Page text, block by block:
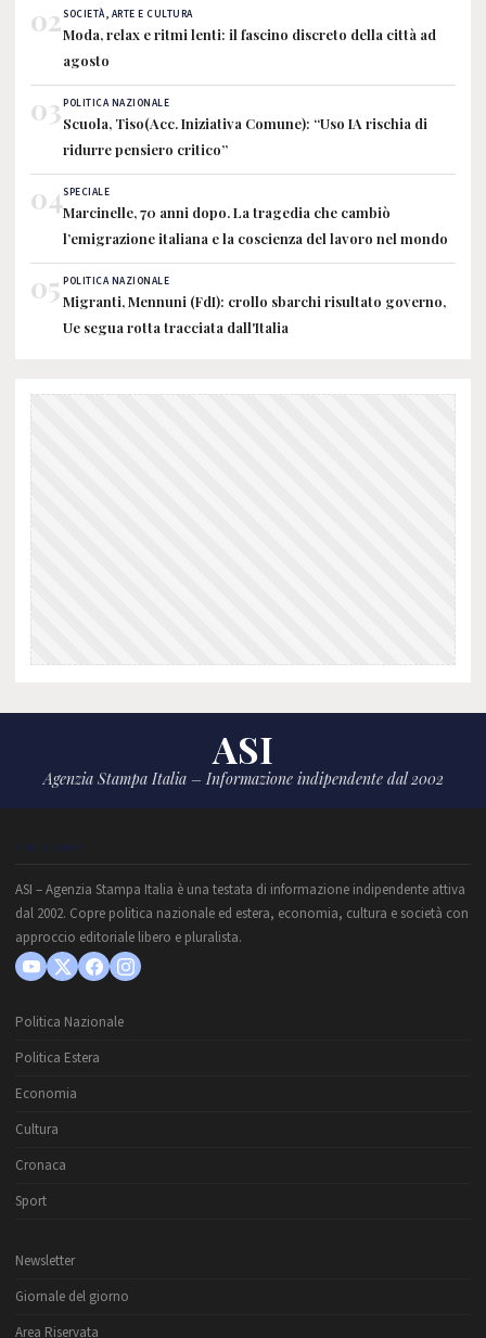
02SOCIETÀ, ARTE E CULTURA
Moda, relax e ritmi lenti: il fascino discreto della città ad
agosto
03POLITICA NAZIONALE
Scuola, Tiso(Acc. Iniziativa Comune): “Uso IA rischia di
ridurre pensiero critico”
04SPECIALE
Marcinelle, 70 anni dopo. La tragedia che cambiò
l’emigrazione italiana e la coscienza del lavoro nel mondo
05 POLITICA NAZIONALE
Migranti, Mennuni (FdI): crollo sbarchi risultato governo,
Ue segua rotta tracciata dall'Italia
ASI
Agenzia Stampa Italia – Informazione indipendente dal 2002
CHI SIAMO
ASI – Agenzia Stampa Italia è una testata di informazione indipendente attiva
dal 2002. Copre politica nazionale ed estera, economia, cultura e società con
approccio editoriale libero e pluralista.
Politica Nazionale
Politica Estera
Economia
Cultura
Cronaca
Sport
Newsletter
Giornale del giorno
Area Riservata